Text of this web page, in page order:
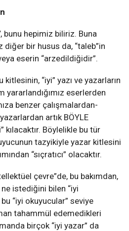
, bunu hepimiz biliriz. Buna
bir husus da, “taleb”in
eserin “arzedildiğidir”.
“iyi” yazı ve yazarların
eserlerden
benzer çalışmalardan-
artık BÖYLE
kılacaktır. Böylelikle bu tür
tazyikiyle yazar kitlesini
“sıçratıcı” olacaktır.
çevre”de, bu bakımdan,
istediğini bilen “iyi
“iyi okuyucular” seviye
tahammül edemedikleri
birçok “iyi yazar” da